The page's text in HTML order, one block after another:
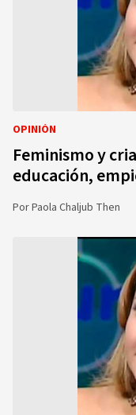
OPINIÓN
Feminismo y
educación,
PorPaola Chaljub Then